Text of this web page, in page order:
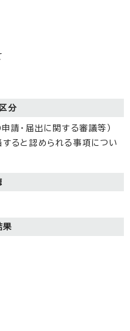
分
請・届出に関する審議等）
ると認められる事項につい
果